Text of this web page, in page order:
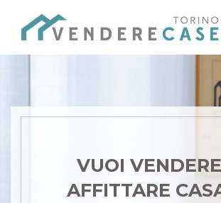
VUOI
AFFITTARE